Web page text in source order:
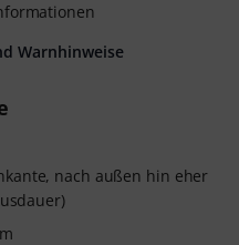
nach außen hin eher
Warnhinweise